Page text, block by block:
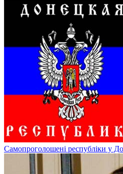
Самопроголошені республіки у